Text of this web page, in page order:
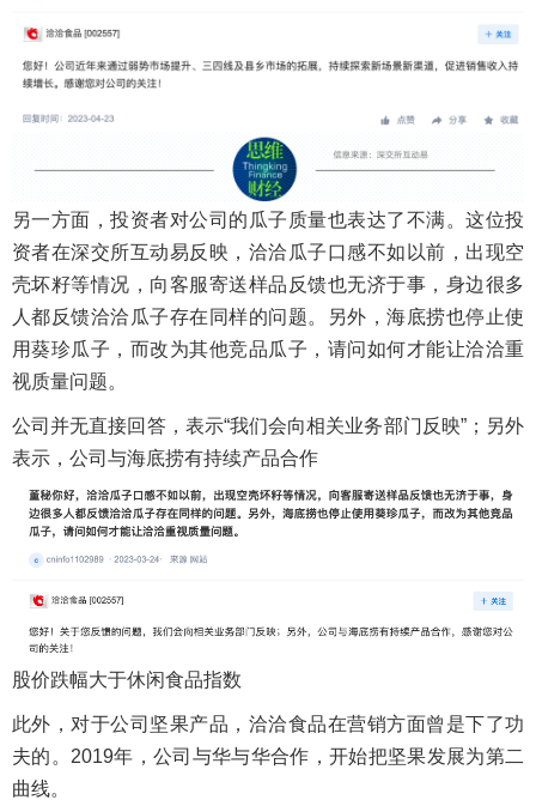
另一方面，投资者对公司的瓜子质量也表达了不满。这位投
资者在深交所互动易反映，洽洽瓜子口感不如以前，出现空
壳坏籽等情况，向客服寄送样品反馈也无济于事，身边很多
人都反馈洽洽瓜子存在同样的问题。另外，海底捞也停止使
用葵珍瓜子，而改为其他竞品瓜子，请问如何才能让洽洽重
视质量问题。
公司并无直接回答，表示“我们会向相关业务部门反映”；另外
表示，公司与海底捞有持续产品合作
股价跌幅大于休闲食品指数
此外，对于公司坚果产品，洽洽食品在营销方面曾是下了功
夫的。2019年，公司与华与华合作，开始把坚果发展为第二
曲线。